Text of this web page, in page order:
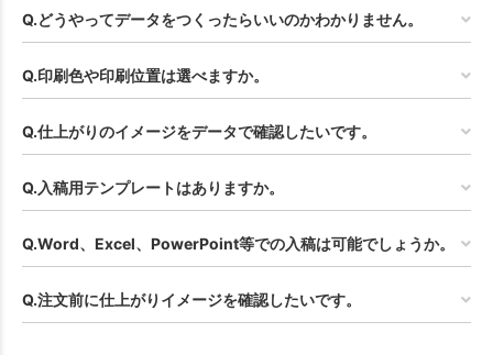
Q.どうやってデータをつくったらいいのかわかりません。
Q.印刷色や印刷位置は選べますか。
Q.仕上がりのイメージをデータで確認したいです。
Q.入稿用テンプレートはありますか。
Q.Word、Excel、PowerPoint等での入稿は可能でしょうか。
Q.注文前に仕上がりイメージを確認したいです。